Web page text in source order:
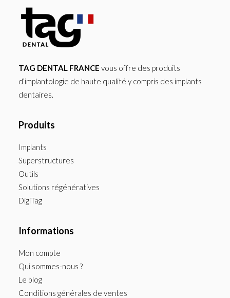
TAG DENTAL FRANCE vous offre des produits
d’implantologie de haute qualité y compris des implants
dentaires.
Produits
Implants
Superstructures
Outils
Solutions régénératives
DigiTag
Informations
Mon compte
Qui sommes-nous ?
Le blog
Conditions générales de ventes